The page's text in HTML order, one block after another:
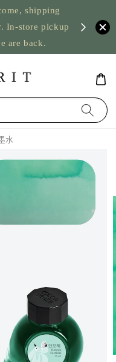
shipping
In-store pickup
are back.
US
水